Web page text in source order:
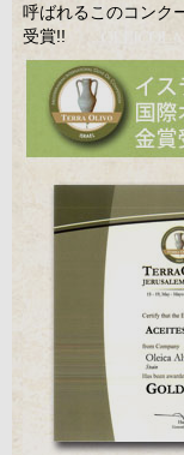
呼ばれるこのコンク
受賞!!